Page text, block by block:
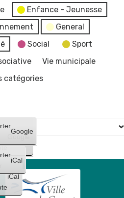
Enfance - Jeunesse
General
Social
Sport
Vie municipale
catégories
Google
iCal
Google
iCal